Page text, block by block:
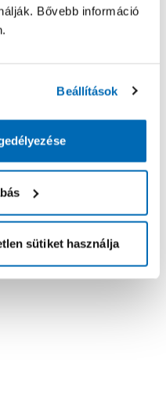
Bővebb információ
Beállítások
sütiket használja